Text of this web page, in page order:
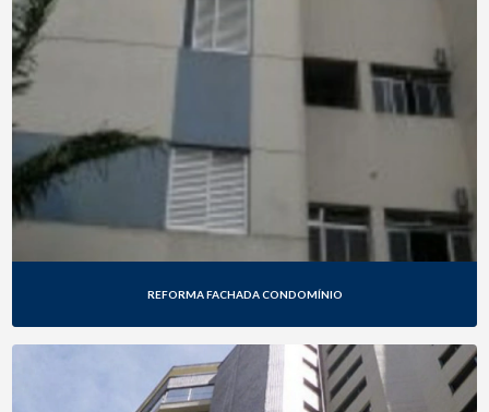
REFORMA FACHADA CONDOMÍNIO